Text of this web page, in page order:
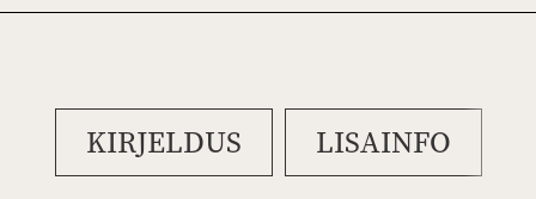
KIRJELDUS LISAINFO